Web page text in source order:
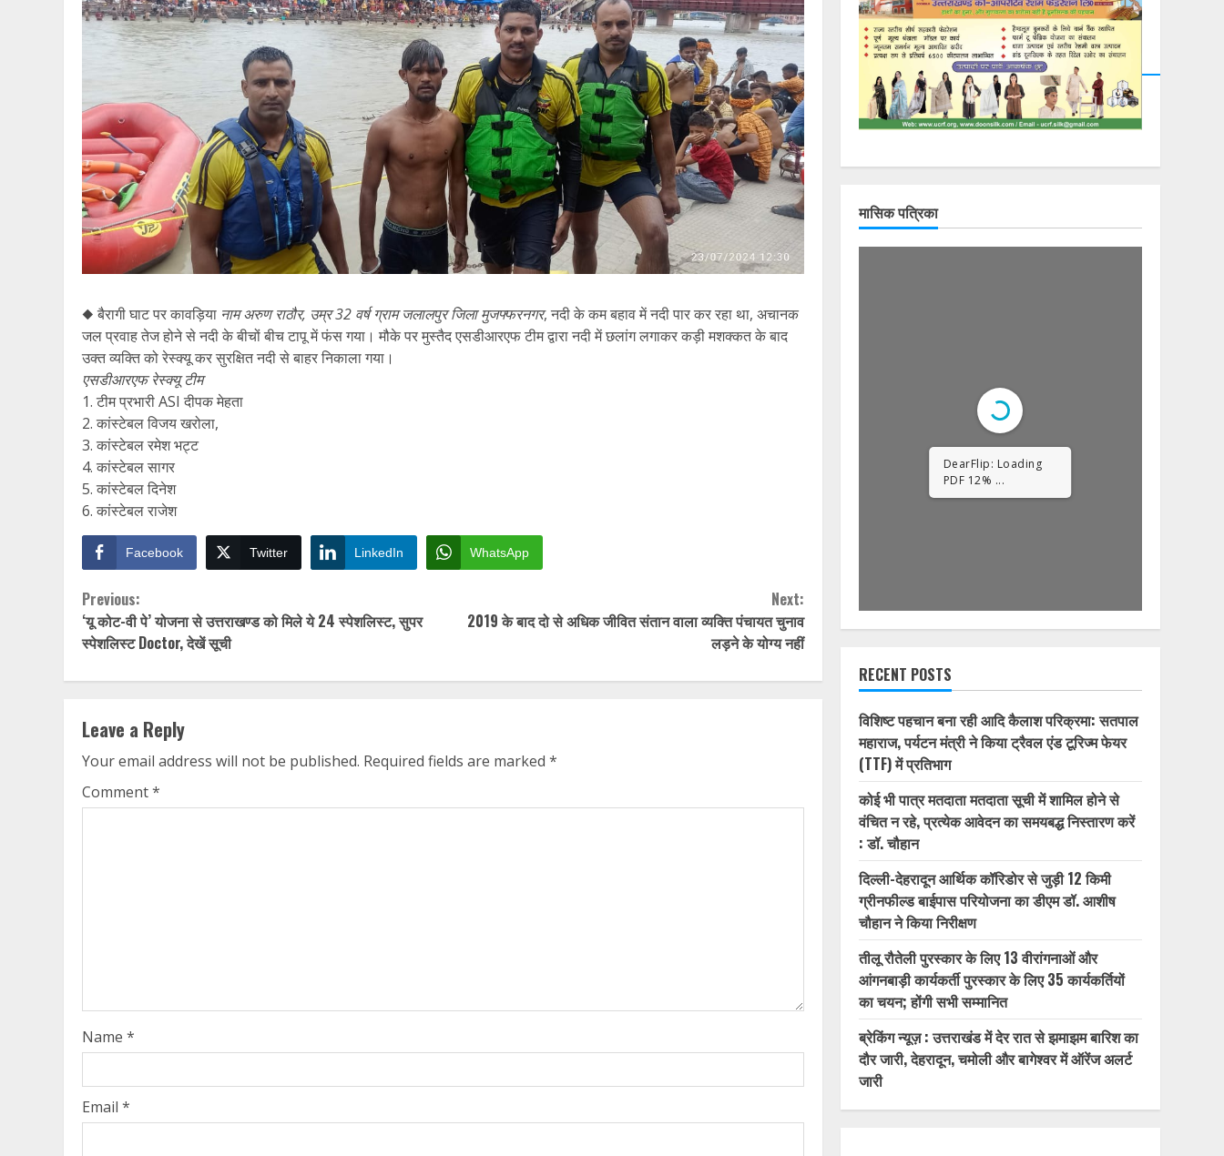
◆ बैरागी घाट पर कावड़िया नाम अरुण राठौर, उम्र 32 वर्ष ग्राम जलालपुर जिला मुजफ्फरनगर, नदी के कम बहाव में नदी पार कर रहा था, अचानक
जल प्रवाह तेज होने से नदी के बीचों बीच टापू में फंस गया। मौके पर मुस्तैद एसडीआरएफ टीम द्वारा नदी में छलांग लगाकर कड़ी मशक्कत के बाद
उक्त व्यक्ति को रेस्क्यू कर सुरक्षित नदी से बाहर निकाला गया।
एसडीआरएफ रेस्क्यू टीम
1. टीम प्रभारी ASI दीपक मेहता
2. कांस्टेबल विजय खरोला,
3. कांस्टेबल रमेश भट्ट
4. कांस्टेबल सागर
5. कांस्टेबल दिनेश
6. कांस्टेबल राजेश
Facebook Twitter LinkedIn WhatsApp
Continue
Reading
Previous:
‘यू कोट-वी पे’ योजना से उत्तराखण्ड को मिले ये 24 स्पेशलिस्ट, सुपर
स्पेशलिस्ट Doctor, देखें सूची
Next:
2019 के बाद दो से अधिक जीवित संतान वाला व्यक्ति पंचायत चुनाव
लड़ने के योग्य नहीं
Leave a Reply
Your email address will not be published. Required fields are marked *
Comment*
Name *
Email *
मासिक पत्रिका
RECENT POSTS
विशिष्ट पहचान बना रही आदि कैलाश परिक्रमा: सतपाल
महाराज, पर्यटन मंत्री ने किया ट्रैवल एंड टूरिज्म फेयर
(TTF) में प्रतिभाग
कोई भी पात्र मतदाता मतदाता सूची में शामिल होने से
वंचित न रहे, प्रत्येक आवेदन का समयबद्ध निस्तारण करें
: डॉ. चौहान
दिल्ली-देहरादून आर्थिक कॉरिडोर से जुड़ी 12 किमी
ग्रीनफील्ड बाईपास परियोजना का डीएम डॉ. आशीष
चौहान ने किया निरीक्षण
तीलू रौतेली पुरस्कार के लिए 13 वीरांगनाओं और
आंगनबाड़ी कार्यकर्ती पुरस्कार के लिए 35 कार्यकर्तियों
का चयन; होंगी सभी सम्मानित
ब्रेकिंग न्यूज़ : उत्तराखंड में देर रात से झमाझम बारिश का
दौर जारी, देहरादून, चमोली और बागेश्वर में ऑरेंज अलर्ट
जारी